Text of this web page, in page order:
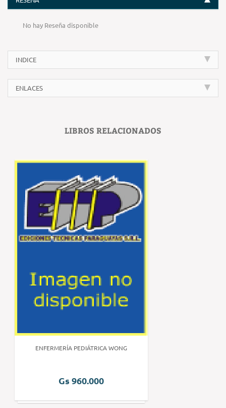
No hay Reseña disponible
INDICE
ENLACES
LIBROS RELACIONADOS
ENFERMERÍA PEDIÁTRICA WONG
Gs 960.000